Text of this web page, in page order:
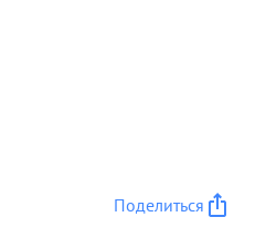
Поделиться